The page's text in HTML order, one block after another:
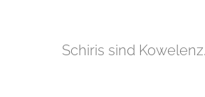
Schiris sind Kowelenz.